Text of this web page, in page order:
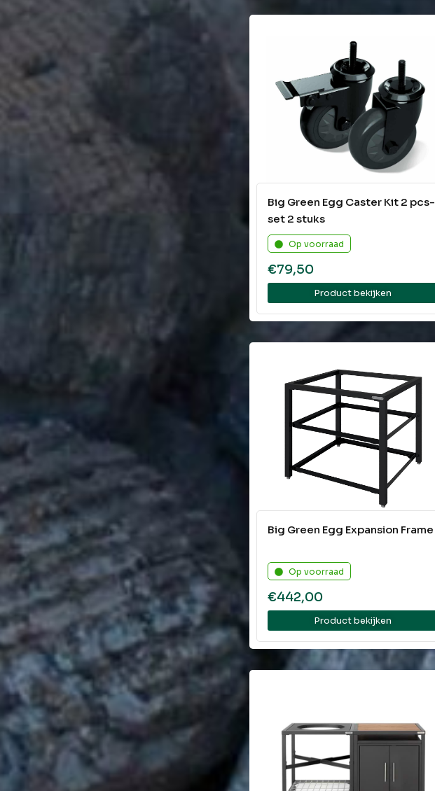
Big Green Egg Caster Kit 2 pcs-
set 2 stuks
Op voorraad
€79,50
Product bekijken
Big Green Egg Expansion Frame
Op voorraad
€442,00
Product bekijken